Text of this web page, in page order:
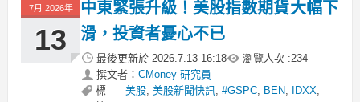
7月 2026年
13
中東緊張升級！美股指數期貨大幅下
滑，投資者憂心不已
最後更新於 2026.7.13 16:18 瀏覽人次 :234
撰文者： CMoney 研究員
標
美股,美股新聞快訊,#GSPC, BEN, IDXX,